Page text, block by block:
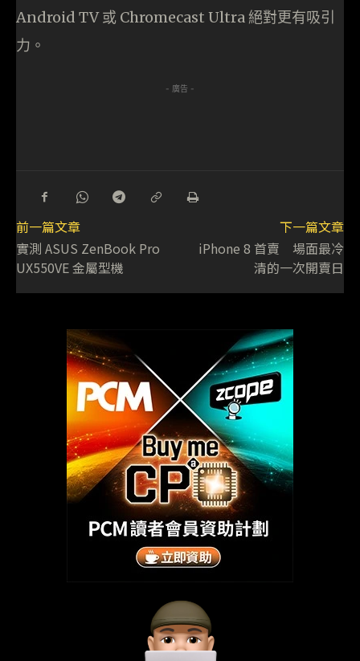
Android TV 或 Chromecast Ultra 絕對更有吸引
力。
- 廣告 -
前一篇文章
實測 ASUS ZenBook Pro
UX550VE 金屬型機
下一篇文章
iPhone 8 首賣 場面最冷
清的一次開賣日